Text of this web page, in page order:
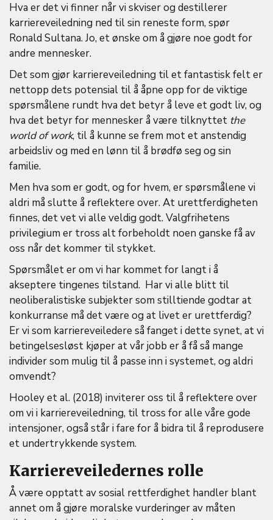
Hva er det vi finner når vi skviser og destillerer
karriereveiledning ned til sin reneste form, spør
Ronald Sultana. Jo, et ønske om å gjøre noe godt for
andre mennesker.
Det som gjør karriereveiledning til et fantastisk felt er
nettopp dets potensial til å åpne opp for de viktige
spørsmålene rundt hva det betyr å leve et godt liv, og
hva det betyr for mennesker å være tilknyttet the
world of work, til å kunne se frem mot et anstendig
arbeidsliv og med en lønn til å brødfø seg og sin
familie.
Men hva som er godt, og for hvem, er spørsmålene vi
aldri må slutte å reflektere over. At urettferdigheten
finnes, det vet vi alle veldig godt. Valgfrihetens
privilegium er tross alt forbeholdt noen ganske få av
oss når det kommer til stykket.
Spørsmålet er om vi har kommet for langt i å
akseptere tingenes tilstand. Har vi alle blitt til
neoliberalistiske subjekter som stilltiende godtar at
konkurranse må det være og at livet er urettferdig?
Er vi som karriereveiledere så fanget i dette synet, at vi
betingelsesløst kjøper at vår jobb er å få så mange
individer som mulig til å passe inn i systemet, og aldri
omvendt?
Hooley et al. (2018) inviterer oss til å reflektere over
om vi i karriereveiledning, til tross for alle våre gode
intensjoner, også står i fare for å bidra til å reprodusere
et undertrykkende system.
Karriereveiledernes rolle
Å være opptatt av sosial rettferdighet handler blant
annet om å gjøre moralske vurderinger av måten